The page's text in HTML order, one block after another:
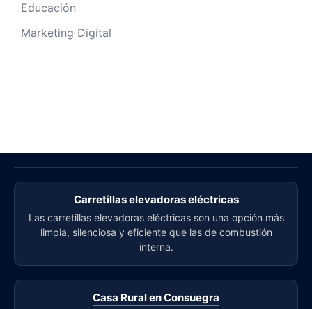
Educación
Marketing Digital
Carretillas elevadoras eléctricas
Las carretillas elevadoras eléctricas son una opción más
limpia, silenciosa y eficiente que las de combustión
interna.
Casa Rural en Consuegra